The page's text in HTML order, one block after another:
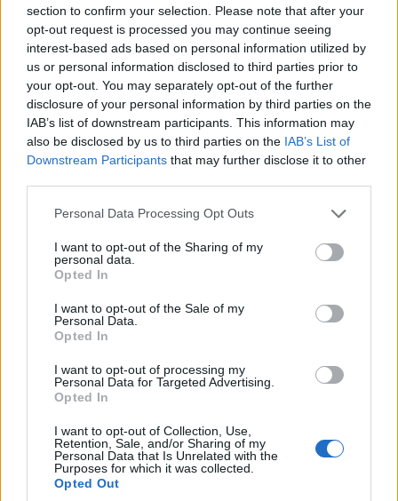
section to confirm your selection. Please note that after your
opt-out request is processed you may continue seeing
interest-based ads based on personal information utilized by
us or personal information disclosed to third parties prior to
your opt-out. You may separately opt-out of the further
disclosure of your personal information by third parties on the
IAB’s list of downstream participants. This information may
also be disclosed by us to third parties on the IAB’s List of
Downstream Participants that may further disclose it to other
Please note that this website/app uses one or more Google
not limited to your visit or usage behaviour. You may click to
grant or deny consent to Google and its third-party tags to
use your data for below specified purposes in below Google
consent section.
Personal Data Processing Opt Outs
I want to opt-out of the Sharing of my
personal data.
Opted In
I want to opt-out of the Sale of my
Personal Data.
Opted In
I want to opt-out of processing my
Personal Data for Targeted Advertising.
Opted In
I want to opt-out of Collection, Use,
Retention, Sale, and/or Sharing of my
Personal Data that Is Unrelated with the
Purposes for which it was collected.
Opted Out